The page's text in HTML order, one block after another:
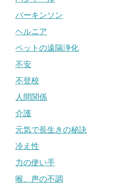
パーキンソン
ヘルニア
ペットの遠隔浄化
不安
不登校
人間関係
介護
元気で長生きの秘訣
冷え性
力の使い手
喉、声の不調